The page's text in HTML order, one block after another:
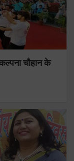
चौहान के